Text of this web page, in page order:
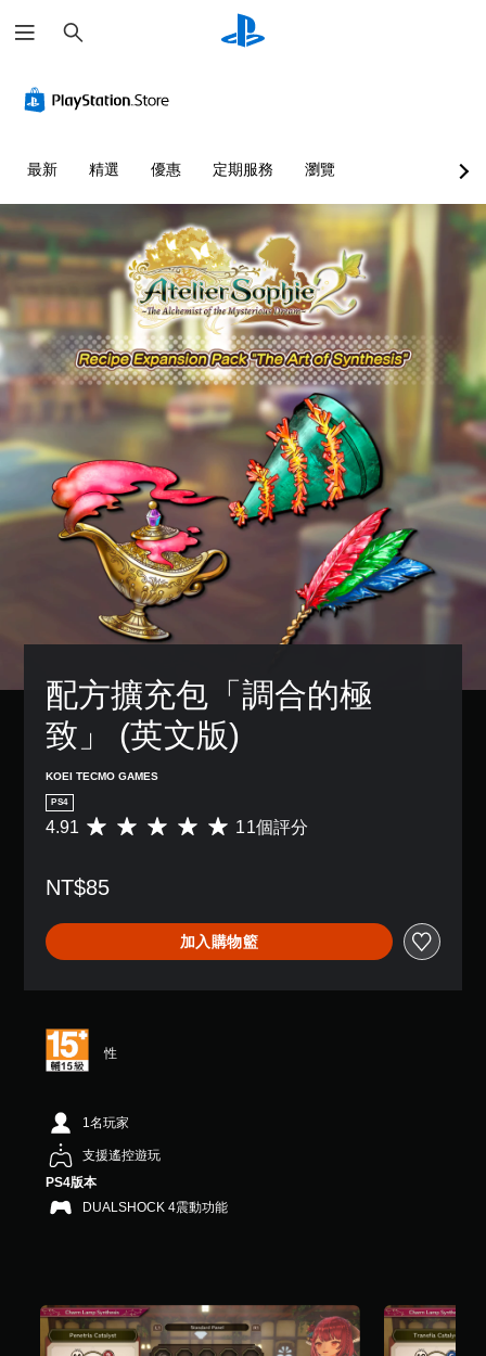
尋
最新 精選 優惠 定期服務 瀏覽
配方擴充包「調合的極
致」 (英文版)
KOEI TECMO GAMES
PS4
平
分
4
.
（
滿
顆
星
）
，
共
1
4.91 11個評分
NT$85
加入購物籃
性
1名玩家
支援遙控遊玩
PS4版本
DUALSHOCK 4震動功能